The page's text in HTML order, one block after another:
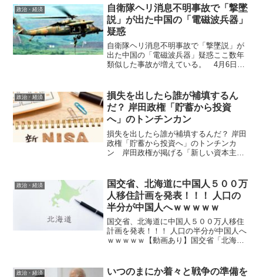
りの安値を更新している。米国をはじ
め、オースト...
政治・経済
自衛隊ヘリ消息不明事故で「撃墜
説」が出た中国の「電磁波兵器」
疑惑
自衛隊ヘリ消息不明事故で「撃墜説」が
出た中国の「電磁波兵器」疑惑ここ数年
類似した事故が増えている。 4月6日夕
辺で消息を絶ち、その後の捜索で漂流す
る「陸上自衛隊...
政治・経済
損失を出したら誰が補填するん
だ？ 岸田政権「貯蓄から投資
へ」のトンチンカン
損失を出したら誰が補填するんだ？ 岸田
政権「貯蓄から投資へ」のトンチンカ
ン 岸田政権が掲げる「新しい資本主
齢を65歳以上に引き上げる方針が盛り込
まれた。現預金に偏...
政治・経済
国交省、北海道に中国人５００万
人移住計画を発表！！！ 人口の
半分が中国人へｗｗｗｗｗ
国交省、北海道に中国人５００万人移住
計画を発表！！！ 人口の半分が中国人へ
ｗｗｗｗｗ【動画あり】国交省「北海道
19:30:50.43 .net小野寺ま...
政治・経済
いつのまにか着々と戦争の準備を